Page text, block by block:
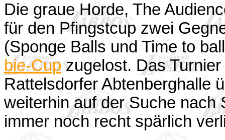
Die graue Horde, The
für den Pfingstcup zwei
(Sponge Balls und Time to
bie-Cupzugelost. Das
Rattelsdorfer Abtenberghalle
weiterhin auf der Suche nach
immer noch recht spärlich